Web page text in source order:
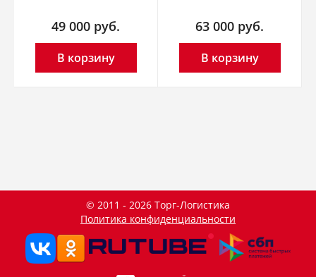
49 000 руб.
В корзину
63 000 руб.
В корзину
© 2011 - 2026 Торг-Логистика
Политика конфиденциальности